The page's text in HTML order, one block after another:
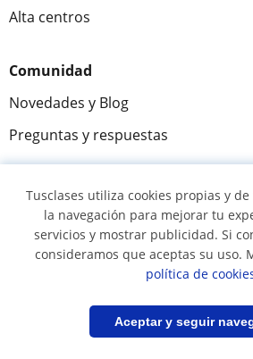
Guardar búsqueda
Alta centros
Comunidad
Novedades y Blog
Preguntas y respuestas
Fantástica
305915opiniones de
© 2007 - 2026
Tusclases utiliza cookies propias y
la navegación para mejorar tu
servicios y mostrar publicidad. Si
consideramos que aceptas su uso.
política de
Aceptar y seguir